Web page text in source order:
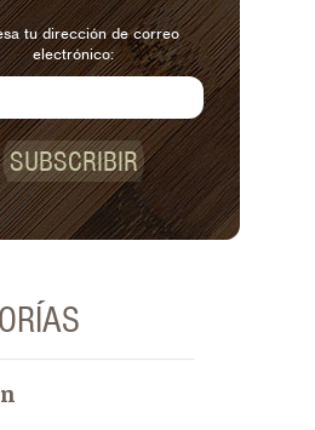
tu dirección de correo
electrónico:
SUBSCRIBIR